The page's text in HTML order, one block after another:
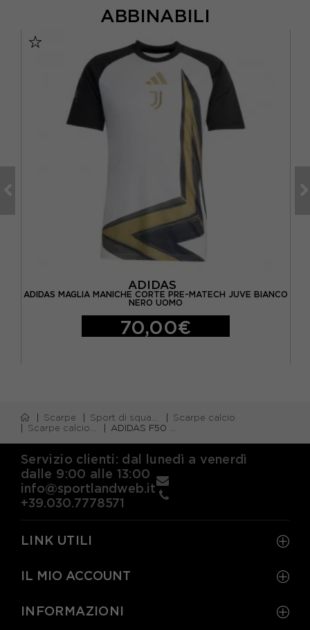
ABBINABILI
ADIDAS
ADIDAS MAGLIA MANICHE CORTE PRE-MATECH JUVE BIANCO
NERO UOMO
70,00€
Scarpe Sport di squadra
Scarpe calcio
Scarpe calcio firm ground (fg)
ADIDAS F50 League Ll Fg Mg Ly Bianco Nero Rosso - Scarpe Da Calcio Uomo
Servizio clienti: dal lunedì a venerdì
dalle 9:00 alle 13:00
info@sportlandweb.it
+39.030.7778571
LINK UTILI
IL MIO ACCOUNT
INFORMAZIONI